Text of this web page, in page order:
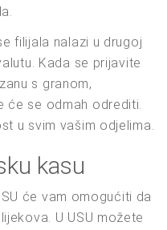
filijala nalazi u drugoj
Kada se prijavite
s granom,
će se odmah odrediti.
u svim vašim odjelima.
kasu
će vam omogućiti da
U USU možete